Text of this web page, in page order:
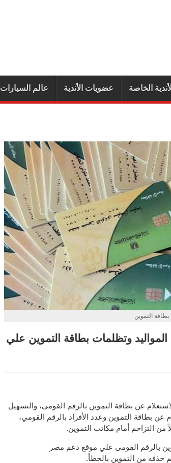
الخاصة عضويات الأندية عالم السيارات
بطاقة التموين
وتظلمات بطاقة التموين علي
عن بطاقة التموين بالرقم القومى، والتسهيل
بطاقة التموين وعدد الأفراد بالرقم القومي،
التزاحم أمام مكاتب التموين.
بالرقم القومى علي موقع دعم مصر
حذفه من التموين بالخطأ.